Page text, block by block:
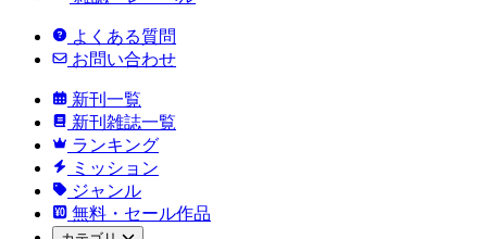
よくある質問
お問い合わせ
新刊一覧
新刊雑誌一覧
ランキング
ミッション
ジャンル
無料・セール作品